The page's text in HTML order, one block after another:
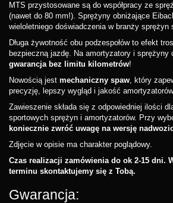
MTS przystosowane są do współpracy ze
(nawet do 80 mm!). Sprężyny obniżające
wieloletniego doświadczenia w branży sprężyn
Długa żywotność obu podzespołów to efekt
bezpieczną jazdę. Na amortyzatory i sprężyny
gwarancja bez limitu kilometrów!
Nowością jest mechaniczny spaw, który
precyzję, lepszy wygląd i jakość
Zawieszenie składa się z odpowiedniej ilości
sportowych sprężyn i amortyzatorów. Przy
koniecznie zwróć uwagę na wersję
Zdjęcie w opisie ma charakter poglądowy.
Czas realizacji zamówienia do ok 2-15 dni.
terminu skontaktujemy się z Tobą.
Gwarancja: